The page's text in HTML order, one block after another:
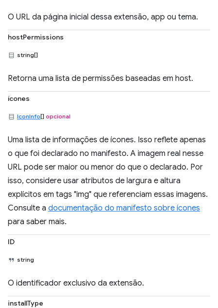
O URL da página inicial dessa extensão, app ou tema.
hostPermissions
string[]
Retorna uma lista de permissões baseadas em host.
ícones
IconInfo[] opcional
Uma lista de informações de ícones. Isso reflete apenas
o que foi declarado no manifesto. A imagem real nesse
URL pode ser maior ou menor do que o declarado. Por
isso, considere usar atributos de largura e altura
explícitos em tags "img" que referenciam essas imagens.
Consulte a documentação do manifesto sobre ícones
para saber mais.
ID
string
O identificador exclusivo da extensão.
installType